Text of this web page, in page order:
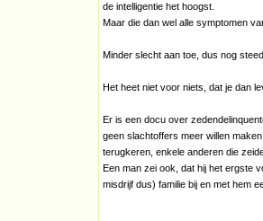
de intelligentie het hoogst.
Maar die dan wel alle symptomen
Minder slecht aan toe, dus nog
Het heet niet voor niets, dat je dan
Er is een docu over
geen slachtoffers meer willen
terugkeren, enkele anderen die
Een man zei ook, dat hij het ergste
misdrijf dus) familie bij en met hem